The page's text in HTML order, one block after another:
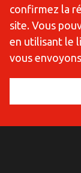
confirmez la
site. Vous
en utilisant le
vous